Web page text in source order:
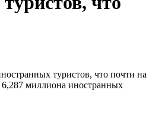
туристов, что почти на
миллиона иностранных